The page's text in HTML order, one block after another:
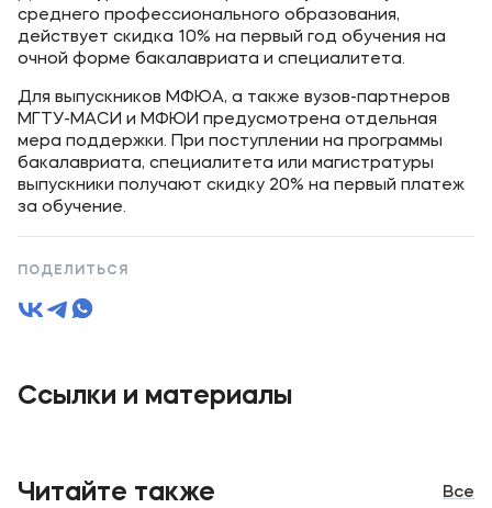
среднего профессионального образования,
действует скидка 10% на первый год обучения на
очной форме бакалавриата и специалитета.
Для выпускников МФЮА, а также вузов-партнеров
МГТУ-МАСИ и МФЮИ предусмотрена отдельная
мера поддержки. При поступлении на программы
бакалавриата, специалитета или магистратуры
выпускники получают скидку 20% на первый платеж
за обучение.
ПОДЕЛИТЬСЯ
Ссылки и материалы
Читайте также Все